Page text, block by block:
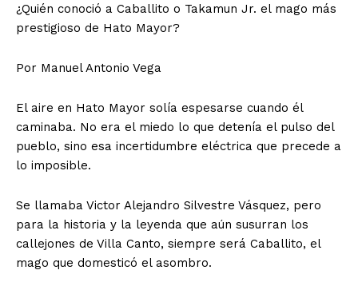
¿Quién conoció a Caballito o Takamun Jr. el mago más
prestigioso de Hato Mayor?
Por Manuel Antonio Vega
El aire en Hato Mayor solía espesarse cuando él
caminaba. No era el miedo lo que detenía el pulso del
pueblo, sino esa incertidumbre eléctrica que precede a
lo imposible.
Se llamaba Victor Alejandro Silvestre Vásquez, pero
para la historia y la leyenda que aún susurran los
callejones de Villa Canto, siempre será Caballito, el
mago que domesticó el asombro.